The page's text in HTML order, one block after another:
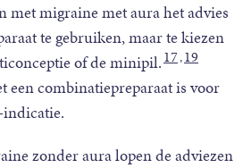
migraine met aura het advies
te gebruiken, maar te kiezen
of de minipil.17,19
een combinatiepreparaat is voor
indicatie.
zonder aura lopen de adviezen